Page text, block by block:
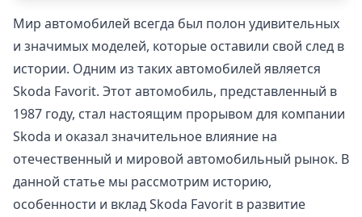
Мир автомобилей всегда был полон удивительных
и значимых моделей, которые оставили свой след в
истории. Одним из таких автомобилей является
Skoda Favorit. Этот автомобиль, представленный в
1987 году, стал настоящим прорывом для компании
Skoda и оказал значительное влияние на
отечественный и мировой автомобильный рынок. В
данной статье мы рассмотрим историю,
особенности и вклад Skoda Favorit в развитие